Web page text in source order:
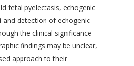
fetal pyelectasis, echogenic
and detection of echogenic
the clinical significance
findings may be unclear,
approach to their